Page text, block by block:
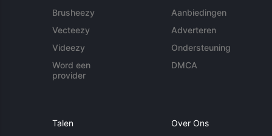
Brusheezy
Vecteezy
Videezy
Word een
provider
Aanbiedingen
Adverteren
Ondersteuning
DMCA
Talen Over Ons